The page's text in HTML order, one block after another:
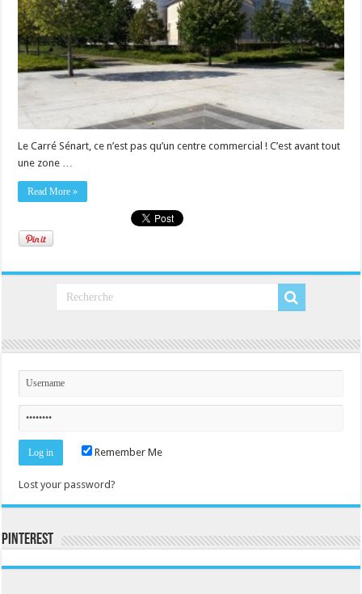
Le Carré Sénart, ce n’est pas qu’un centre commercial ! C’est avant tout
une zone …
Read More »
Remember Me
Lost your password?
Pinterest